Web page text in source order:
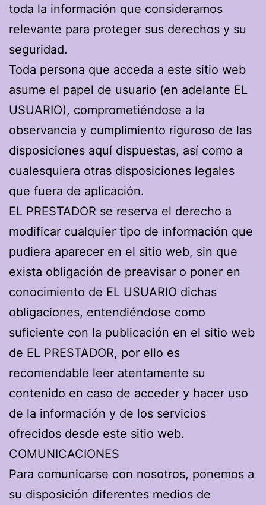
toda la información que consideramos
relevante para proteger sus derechos y su
seguridad.
Toda persona que acceda a este sitio web
asume el papel de usuario (en adelante EL
USUARIO), comprometiéndose a la
observancia y cumplimiento riguroso de las
disposiciones aquí dispuestas, así como a
cualesquiera otras disposiciones legales
que fuera de aplicación.
EL PRESTADOR se reserva el derecho a
modificar cualquier tipo de información que
pudiera aparecer en el sitio web, sin que
exista obligación de preavisar o poner en
conocimiento de EL USUARIO dichas
obligaciones, entendiéndose como
suficiente con la publicación en el sitio web
de EL PRESTADOR, por ello es
recomendable leer atentamente su
contenido en caso de acceder y hacer uso
de la información y de los servicios
ofrecidos desde este sitio web.
COMUNICACIONES
Para comunicarse con nosotros, ponemos a
su disposición diferentes medios de